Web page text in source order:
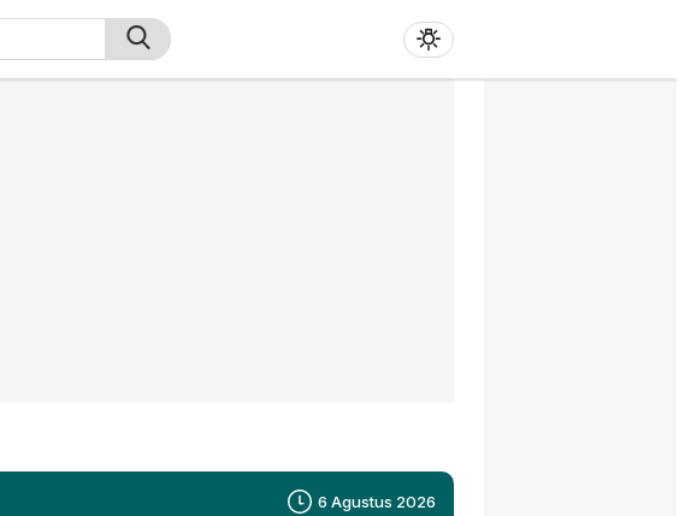
6 Agustus 2026